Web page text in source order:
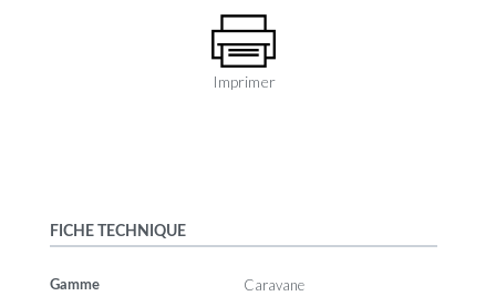
Imprimer
FICHE TECHNIQUE
Gamme Caravane